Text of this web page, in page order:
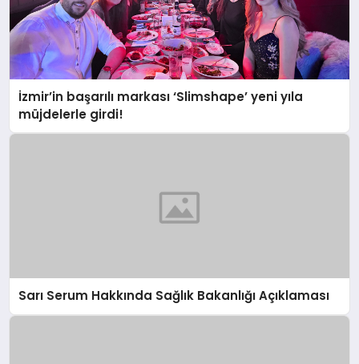
İzmir’in başarılı markası ‘Slimshape’ yeni yıla
müjdelerle girdi!
Sarı Serum Hakkında Sağlık Bakanlığı Açıklaması